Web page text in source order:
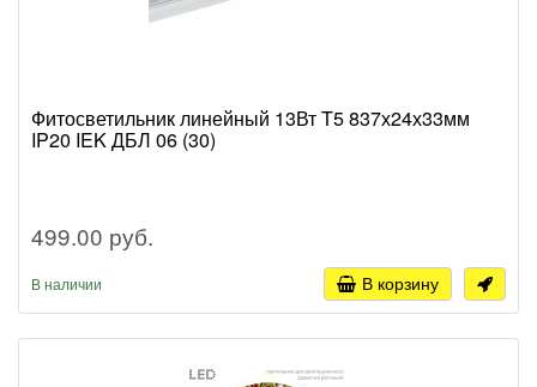
Фитосветильник линейный 13Вт T5 837х24х33мм
IP20 IEK ДБЛ 06 (30)
499.00 руб.
В наличии В корзину